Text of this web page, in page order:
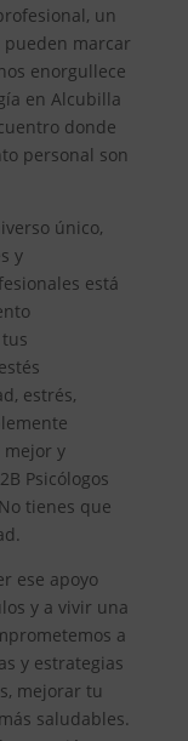
un
pueden marcar
enorgullece
en Alcubilla
donde
personal son
único,
y
está
estrés,
mejor y
Psicólogos
tienes que
ese apoyo
y a vivir una
a
y estrategias
mejorar tu
saludables.